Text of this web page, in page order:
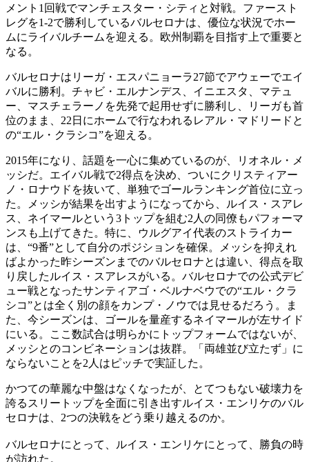
メント1回戦でマンチェスター・シティと対戦。ファースト
レグを1-2で勝利しているバルセロナは、優位な状況でホー
ムにライバルチームを迎える。欧州制覇を目指す上で重要と
なる。
バルセロナはリーガ・エスパニョーラ27節でアウェーでエイ
バルに勝利。チャビ・エルナンデス、イニエスタ、マテュ
ー、マスチェラーノを先発で起用せずに勝利し、リーガも首
位のまま、22日にホームで行なわれるレアル・マドリードと
の“エル・クラシコ”を迎える。
2015年になり、話題を一心に集めているのが、リオネル・メ
ッシだ。エイバル戦で2得点を決め、ついにクリスティアー
ノ・ロナウドを抜いて、単独でゴールランキング首位に立っ
た。メッシが結果を出すようになってから、ルイス・スアレ
ス、ネイマールという3トップを組む2人の同僚もパフォーマ
ンスも上げてきた。特に、ウルグアイ代表のストライカー
は、“9番”として自分のポジションを確保。メッシを抑えれ
ばよかった昨シーズンまでのバルセロナとは違い、得点を取
り戻したルイス・スアレスがいる。バルセロナでの公式デビ
ュー戦となったサンティアゴ・ベルナベウでの“エル・クラ
シコ”とは全く別の顔をカンプ・ノウでは見せるだろう。ま
た、今シーズンは、ゴールを量産するネイマールが左サイド
にいる。ここ数試合は明らかにトップフォームではないが、
メッシとのコンビネーションは抜群。「両雄並び立たず」に
ならないことを2人はピッチで実証した。
かつての華麗な中盤はなくなったが、とてつもない破壊力を
誇るスリートップを全面に引き出すルイス・エンリケのバル
セロナは、2つの決戦をどう乗り越えるのか。
バルセロナにとって、ルイス・エンリケにとって、勝負の時
が訪れた。